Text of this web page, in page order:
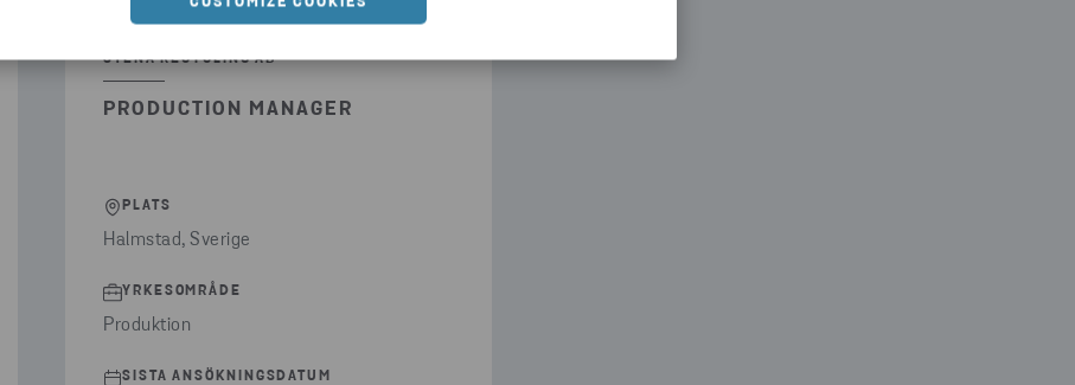
STENA RECYCLING AB
PRODUCTION MANAGER
PLATS
Halmstad, Sverige
YRKESOMRÅDE
Produktion
SISTA ANSÖKNINGSDATUM